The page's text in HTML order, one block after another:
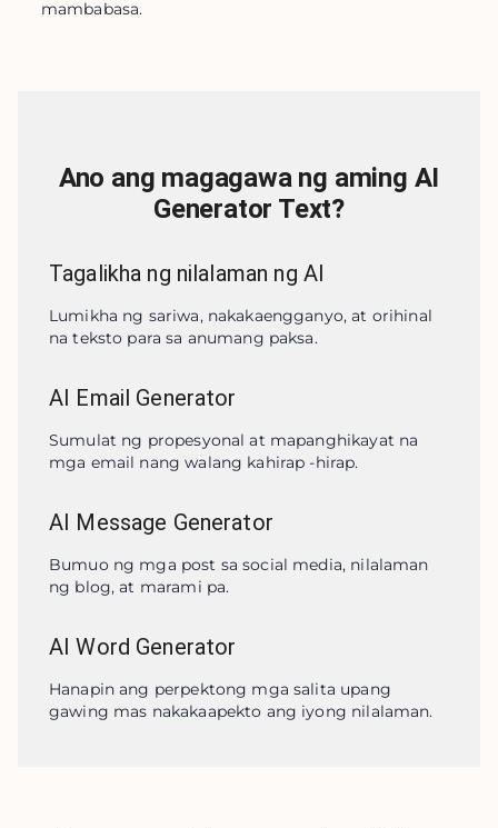
mambabasa.
Ano ang magagawa ng aming AI
Generator Text?
Tagalikha ng nilalaman ng AI
Lumikha ng sariwa, nakakaengganyo, at orihinal
na teksto para sa anumang paksa.
AI Email Generator
Sumulat ng propesyonal at mapanghikayat na
mga email nang walang kahirap -hirap.
AI Message Generator
Bumuo ng mga post sa social media, nilalaman
ng blog, at marami pa.
AI Word Generator
Hanapin ang perpektong mga salita upang
gawing mas nakakaapekto ang iyong nilalaman.